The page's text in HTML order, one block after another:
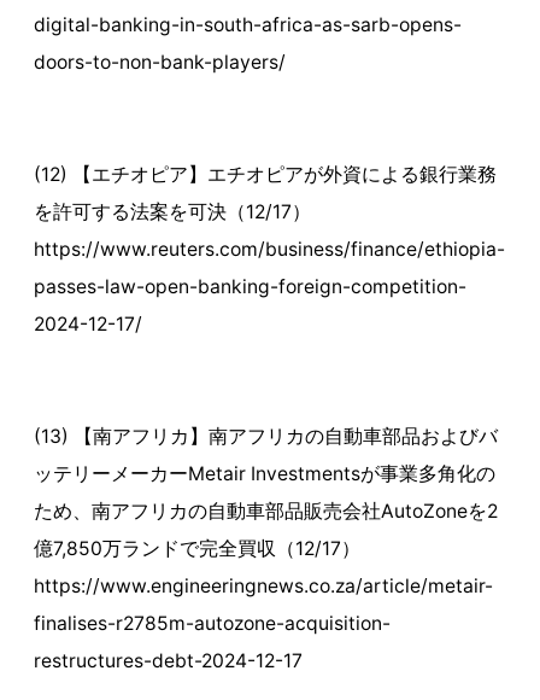
digital-banking-in-south-africa-as-sarb-opens-
doors-to-non-bank-players/
(12) 【エチオピア】エチオピアが外資による銀行業務
を許可する法案を可決（12/17）
https://www.reuters.com/business/finance/ethiopia-
passes-law-open-banking-foreign-competition-
2024-12-17/
(13) 【南アフリカ】南アフリカの自動車部品およびバ
ッテリーメーカーMetair Investmentsが事業多角化の
ため、南アフリカの自動車部品販売会社AutoZoneを2
億7,850万ランドで完全買収（12/17）
https://www.engineeringnews.co.za/article/metair-
finalises-r2785m-autozone-acquisition-
restructures-debt-2024-12-17